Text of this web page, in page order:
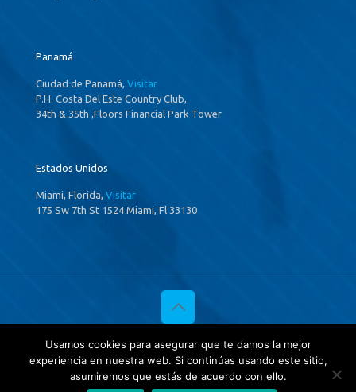
Panamá
Ciudad de Panamá, Visitar
P.H. Costa Del Este Country Club,
34th & 35th ,Floors Financial Park Tower
Estados Unidos
Miami, Florida, Visitar
175 Sw 7th St 1524 Miami, Fl 33130
© 2020 Investigaciones Estratégicas & Asociados. All Rights
Reserved
Política de privacidad
yTratamientos de datos.
Usamos cookies para asegurar que te damos la mejor
experiencia en nuestra web. Si continúas usando este sitio,
asumiremos que estás de acuerdo con ello.